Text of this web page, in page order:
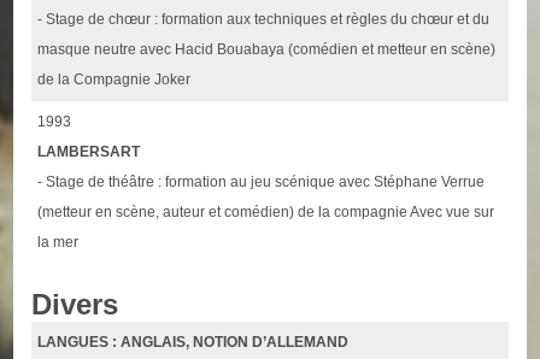
- Stage de chœur : formation aux techniques et règles du chœur et du
masque neutre avec Hacid Bouabaya (comédien et metteur en scène)
de la Compagnie Joker
1993
LAMBERSART
- Stage de théâtre : formation au jeu scénique avec Stéphane Verrue
(metteur en scène, auteur et comédien) de la compagnie Avec vue sur
la mer
Divers
LANGUES : ANGLAIS, NOTION D’ALLEMAND